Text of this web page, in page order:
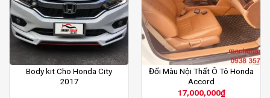
Body kit Cho Honda City
2017
Đổi Màu Nội Thất Ô Tô Honda
Accord
17,000,000₫